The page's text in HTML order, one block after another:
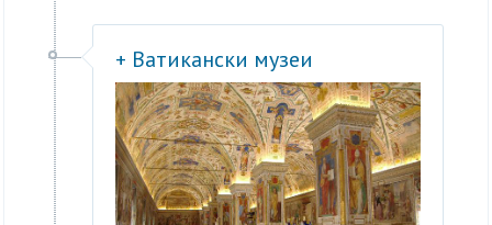
+ Ватикански музеи